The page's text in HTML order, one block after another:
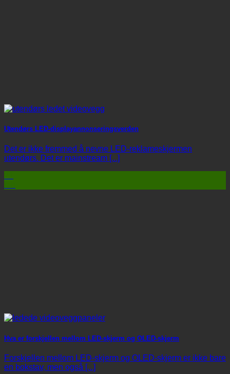
Utendørs LED-displayannonseringsverden
Det er ikke fremmed å nevne LED-reklameskjermen
utendørs. Det er mainstream [...]
Hva er forskjellen mellom LED-skjerm og OLED-skjerm
Forskjellen mellom LED-skjerm og OLED-skjerm er ikke bare
en bokstav, men også [...]